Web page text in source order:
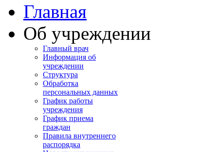
Главная
Об учреждении
Главный врач
Информация об
учреждении
Структура
Обработка
персональных данных
График работы
учреждения
График приема
граждан
Правила внутреннего
распорядка